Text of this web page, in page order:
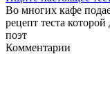
Во многих кафе
рецепт теста
поэт
Комментарии